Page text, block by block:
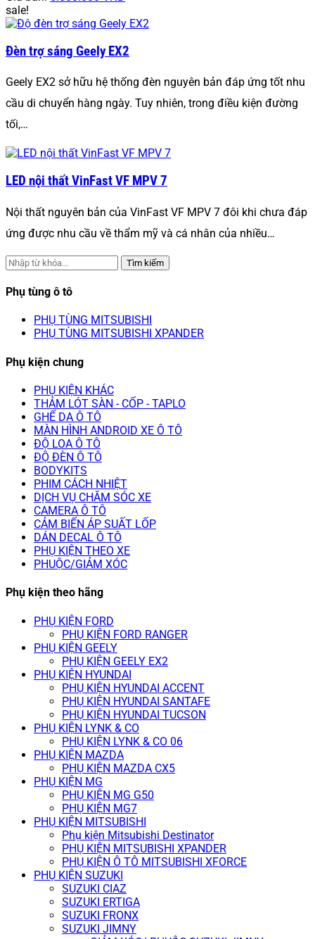
sale!
Đèn trợ sáng Geely EX2
Geely EX2 sở hữu hệ thống đèn nguyên bản đáp ứng tốt nhu
cầu di chuyển hàng ngày. Tuy nhiên, trong điều kiện đường
tối,…
LED nội thất VinFast VF MPV 7
Nội thất nguyên bản của VinFast VF MPV 7 đôi khi chưa đáp
ứng được nhu cầu về thẩm mỹ và cá nhân của nhiều…
Tìm kiếm
Phụ tùng ô tô
PHỤ TÙNG MITSUBISHI
PHỤ TÙNG MITSUBISHI XPANDER
Phụ kiện chung
PHỤ KIỆN KHÁC
THẢM LÓT SÀN - CỐP - TAPLO
GHẾ DA Ô TÔ
MÀN HÌNH ANDROID XE Ô TÔ
ĐỘ LOA Ô TÔ
ĐỘ ĐÈN Ô TÔ
BODYKITS
PHIM CÁCH NHIỆT
DỊCH VỤ CHĂM SÓC XE
CAMERA Ô TÔ
CẢM BIẾN ÁP SUẤT LỐP
DÁN DECAL Ô TÔ
PHỤ KIỆN THEO XE
PHUỘC/GIẢM XÓC
Phụ kiện theo hãng
PHỤ KIỆN FORD
PHỤ KIỆN FORD RANGER
PHỤ KIỆN GEELY
PHỤ KIỆN GEELY EX2
PHỤ KIỆN HYUNDAI
PHỤ KIỆN HYUNDAI ACCENT
PHỤ KIỆN HYUNDAI SANTAFE
PHỤ KIỆN HYUNDAI TUCSON
PHỤ KIỆN LYNK & CO
PHỤ KIỆN LYNK & CO 06
PHỤ KIỆN MAZDA
PHỤ KIỆN MAZDA CX5
PHỤ KIỆN MG
PHỤ KIỆN MG G50
PHỤ KIỆN MG7
PHỤ KIỆN MITSUBISHI
Phụ kiện Mitsubishi Destinator
PHỤ KIỆN MITSUBISHI XPANDER
PHỤ KIỆN Ô TÔ MITSUBISHI XFORCE
PHỤ KIỆN SUZUKI
SUZUKI CIAZ
SUZUKI ERTIGA
SUZUKI FRONX
SUZUKI JIMNY